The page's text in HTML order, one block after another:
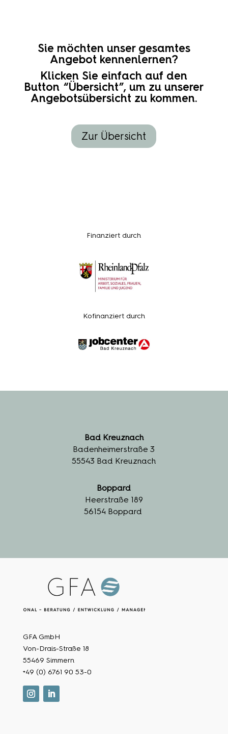
Sie möchten unser gesamtes
Angebot kennenlernen?
Klicken Sie einfach auf den
Button “Übersicht”, um zu unserer
Angebotsübersicht zu kommen.
Zur Übersicht
Finanziert durch
Kofinanziert durch
Bad Kreuznach
Badenheimerstraße 3
55543 Bad Kreuznach
Boppard
Heerstraße 189
56154 Boppard
GFA GmbH
Von-Drais-Straße 18
55469 Simmern
+49 (0) 6761 90 53-0